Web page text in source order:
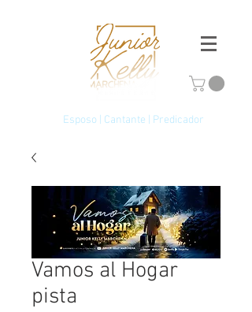
Esposo | Cantante | Predicador
Vamos al Hogar
pista